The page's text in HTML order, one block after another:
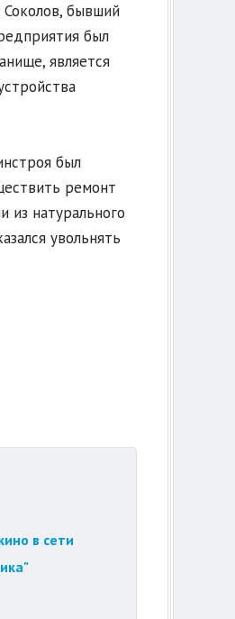
бывший
был
является
был
ремонт
из натурального
увольнять
в сети